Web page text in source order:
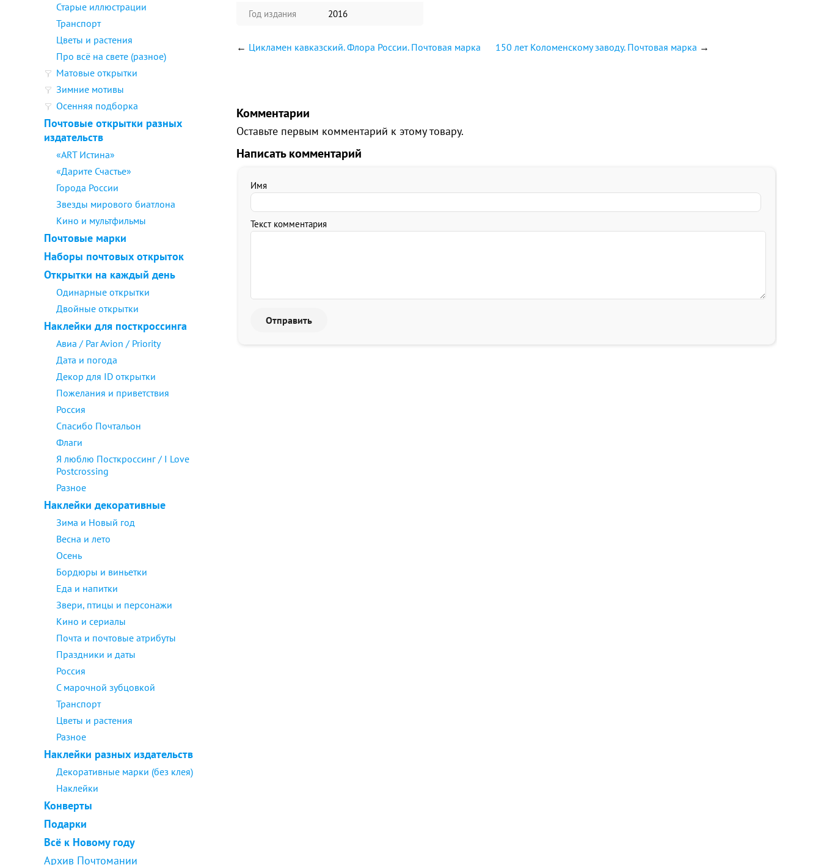
Старые иллюстрации
Транспорт
Цветы и растения
Про всё на свете (разное)
Матовые открытки
Зимние мотивы
Осенняя подборка
Почтовые открытки разных
издательств
«ART Истина»
«Дарите Счастье»
Города России
Звезды мирового биатлона
Кино и мультфильмы
Почтовые марки
Наборы почтовых открыток
Открытки на каждый день
Одинарные открытки
Двойные открытки
Наклейки для посткроссинга
Авиа / Par Avion / Priority
Дата и погода
Декор для ID открытки
Пожелания и приветствия
Россия
Спасибо Почтальон
Флаги
Я люблю Посткроссинг / I Love
Postcrossing
Разное
Наклейки декоративные
Зима и Новый год
Весна и лето
Осень
Бордюры и виньетки
Еда и напитки
Звери, птицы и персонажи
Кино и сериалы
Почта и почтовые атрибуты
Праздники и даты
Россия
С марочной зубцовкой
Транспорт
Цветы и растения
Разное
Наклейки разных издательств
Декоративные марки (без клея)
Наклейки
Конверты
Подарки
Всё к Новому году
Архив Почтомании
Год издания 2016
← Цикламен кавказский. Флора России. Почтовая марка 150 лет Коломенскому заводу. Почтовая марка →
Комментарии
Оставьте первым комментарий к этому товару.
Написать комментарий
Имя
Текст комментария